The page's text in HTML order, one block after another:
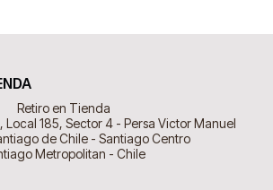
Retiro en Tienda
185, Sector 4 - Persa Victor Manuel
de Chile - Santiago Centro
Metropolitan - Chile